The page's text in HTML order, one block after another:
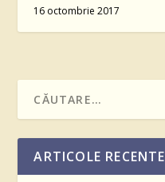
16 octombrie 2017
ARTICOLE RECENTE